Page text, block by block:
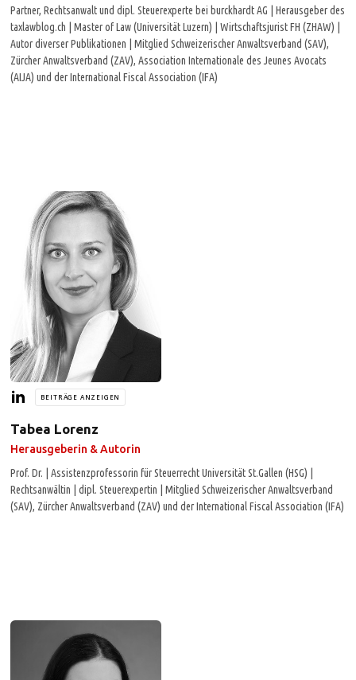
Partner, Rechtsanwalt und dipl. Steuerexperte bei burckhardt AG | Herausgeber des
taxlawblog.ch | Master of Law (Universität Luzern) | Wirtschaftsjurist FH (ZHAW) |
Autor diverser Publikationen | Mitglied Schweizerischer Anwaltsverband (SAV),
Zürcher Anwaltsverband (ZAV), Association Internationale des Jeunes Avocats
(AIJA) und der International Fiscal Association (IFA)
BEITRÄGE ANZEIGEN
Tabea Lorenz
Herausgeberin & Autorin
Prof. Dr. | Assistenzprofessorin für Steuerrecht Universität St.Gallen (HSG) |
Rechtsanwältin | dipl. Steuerexpertin | Mitglied Schweizerischer Anwaltsverband
(SAV), Zürcher Anwaltsverband (ZAV) und der International Fiscal Association (IFA)